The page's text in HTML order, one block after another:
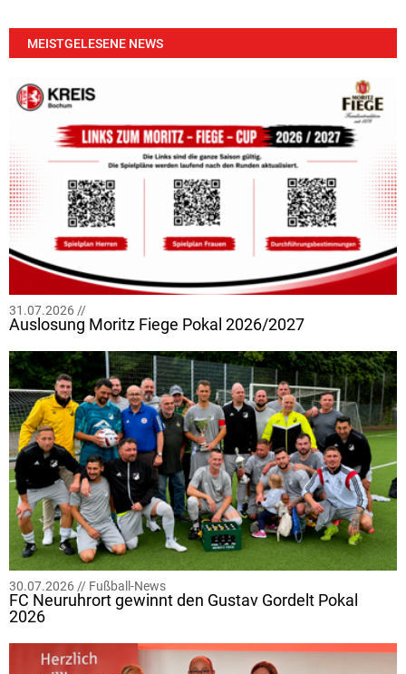
MEISTGELESENE NEWS
31.07.2026 //
Auslosung Moritz Fiege Pokal 2026/2027
30.07.2026 // Fußball-News
FC Neuruhrort gewinnt den Gustav Gordelt Pokal
2026